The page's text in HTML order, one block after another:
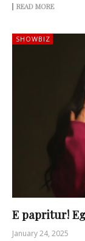
READ MORE
SHOWBIZ
E papritur!
January 24, 2025